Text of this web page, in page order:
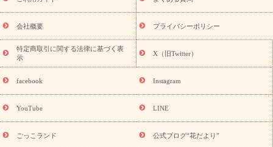
花ギフト・プレゼント特集
敬老の日 花のおすすめランキング
敬
老の日 花鉢植えのギフト・プレゼント特集
敬老の日 花とセットギ
フト・プレゼント特集
敬老の日の花 全てのギフト一覧
キャン
ペーン
映画『ウォーターガーディアンズ』コラボキャンペーン
「きょう誕生日なんです」キャンペーン
誕生日の花を探す
誕生日フラワーギフト 誕生日フラワーギフト特集
(トルコキキョウ)
9月の誕生花(リンドウ)
ら探す
お祝いの花特集 当日配達特急便 お祝い商品一覧
会社概要 プライバシーポリシー
特定商取引に関する法律に基づく表
示
X（旧Twitter）
facebook Instagram
YouTube LINE
ごっこランド 公式ブログ“花だより”